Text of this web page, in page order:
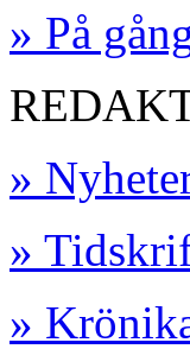
» På
»
»
»